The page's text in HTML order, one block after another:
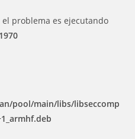
problema es ejecutando
1970
pool/main/libs/libseccomp